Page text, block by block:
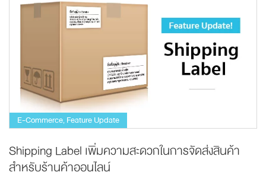
E-Commerce, Feature Update
Shipping Label เพิ่มความสะดวกในการจัดส่งสินค้า
สำหรับร้านค้าออนไลน์